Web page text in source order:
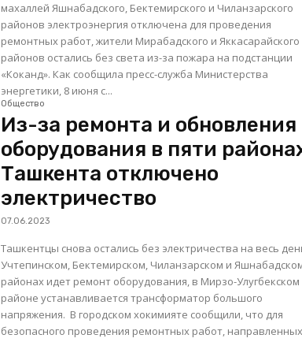
махаллей Яшнабадского, Бектемирского и Чиланзарского
районов электроэнергия отключена для проведения
ремонтных работ, жители Мирабадского и Яккасарайского
районов остались без света из-за пожара на подстанции
«Коканд». Как сообщила пресс-служба Министерства
энергетики, 8 июня с...
Общество
Из-за ремонта и обновления
оборудования в пяти
Ташкента отключено
электричество
07.06.2023
Ташкентцы снова остались без электричества на весь
Учтепинском, Бектемирском, Чиланзарском и
районах идет ремонт оборудования, в Мирзо-Улугбекском
районе устанавливается трансформатор большого
напряжения. В городском хокимияте сообщили, что для
безопасного проведения ремонтных работ,